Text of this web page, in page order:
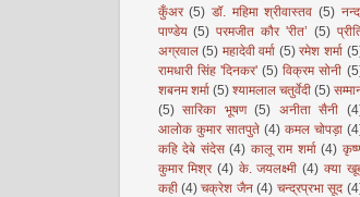
कुँअर (5) डॉ. महिमा श्रीवास्तव (5)
पाण्डेय (5) परमजीत कौर 'रीत’ (5)
अग्रवाल (5) महादेवी वर्मा (5) रमेश शर्मा
रामधारी सिंह 'दिनकर' (5) विक्रम सोनी
शबनम शर्मा (5) श्यामलाल चतुर्वेदी (5)
(5) सारिका भूषण (5) अनीता सैनी
आलोक कुमार सातपुते (4) कमल चोपड़ा
कहि देबे संदेस (4) कालू राम शर्मा (4)
कुमार मिश्र (4) के. जयलक्ष्मी (4) क्या
कही (4) चक्रेश जैन (4) चन्द्रप्रभा सूद